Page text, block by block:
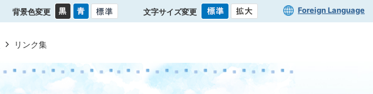
背景色変更 文字サイズ変更 Foreign Language
リンク集